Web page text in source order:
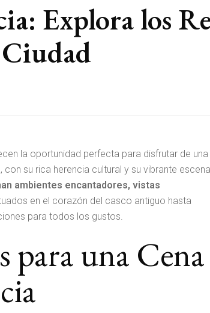
Explora los
la oportunidad perfecta para disfrutar de una
su rica herencia cultural y su vibrante escena
ambientes encantadores, vistas
en el corazón del casco antiguo hasta
para todos los gustos.
para una Cena